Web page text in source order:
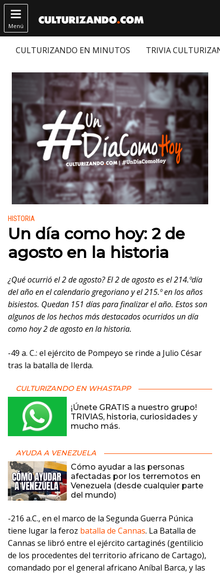

Menú
CULTURIZANDO EN MINUTOS TRIVIA
Publicado en:
HISTORIA
Un día como hoy: 2 de
agosto en la historia
¿Qué ocurrió el 2 de agosto? El 2 de agosto es el 214.ºdía
del año en el calendario gregoriano y el 215.º en los años
bisiestos. Quedan 151 días para finalizar el año. Estos son
algunos de los hechos más destacados ocurridos un día
como hoy 2 de agosto en la historia.
-49 a. C.: el ejército de Pompeyo se rinde a Julio César
tras la batalla de Ilerda.
CULTURIZANDO EN WHASTAPP
¡Únete GRATIS a nuestro grupo!
TRIVIAS, historia, curiosidades y
mucho más.
AYUDA A VENEZUELA
Cómo ayudar a las personas
afectadas por los terremotos en
Venezuela (desde cualquier parte
del mundo)
-216 a.C., en el marco de la Segunda Guerra Púnica
tiene lugar la feroz batalla de Cannas. La Batalla de
Cannas se libró entre el ejército cartaginés (gentilicio
de los procedentes del territorio africano de Cartago),
comandado por el general africano Aníbal Barca, y las